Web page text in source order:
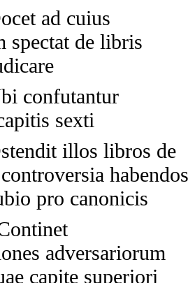
ad cuius
spectat de libris
confutantur
sexti
illos libros de
habendos
pro canonicis
adversariorum
capite superiori